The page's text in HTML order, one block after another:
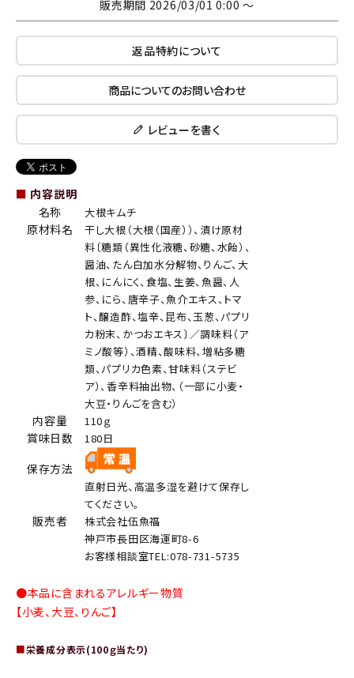
販売期間 2026/03/01 0:00 〜
返品特約について
商品についてのお問い合わせ
レビューを書く
■ 内容説明
名称
大根キムチ
原材料名
干し大根（大根（国産））、漬け原材
料〔糖類（異性化液糖、砂糖、水飴）、
醤油、たん白加水分解物、りんご、大
根、にんにく、食塩、生姜、魚醤、人
参、にら、唐辛子、魚介エキス、トマ
ト、醸造酢、塩辛、昆布、玉葱、パプリ
カ粉末、かつおエキス〕／調味料（ア
ミノ酸等）、酒精、酸味料、増粘多糖
類、パプリカ色素、甘味料（ステビ
ア）、香辛料抽出物、（一部に小麦・
大豆・りんごを含む）
内容量 110ｇ
賞味日数 180日
保存方法
直射日光、高温多湿を避けて保存し
てください。
販売者
株式会社伍魚福
神戸市長田区海運町8-6
お客様相談室TEL:078-731-5735
●本品に含まれるアレルギー物質
【小麦、大豆、りんご】
■栄養成分表示(100ｇ当たり)